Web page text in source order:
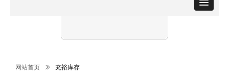
网站首页 ꅀ 充裕库存